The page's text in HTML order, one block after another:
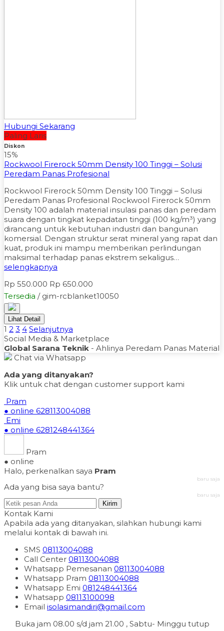
Hubungi Sekarang
Paling Laris
Diskon
15%
Rockwool Firerock 50mm Density 100 Tinggi – Solusi
Peredam Panas Profesional
Rockwool Firerock 50mm Density 100 Tinggi – Solusi
Peredam Panas Profesional Rockwool Firerock 50mm
Density 100 adalah material insulasi panas dan peredam
suara dengan tingkat kepadatan tinggi (100 kg/m³) yang
dirancang untuk kebutuhan industri dan bangunan
komersial. Dengan struktur serat mineral yang rapat dan
kuat, produk ini mampu memberikan perlindungan
maksimal terhadap panas ekstrem sekaligus…
selengkapnya
Rp 550.000 Rp 650.000
Tersedia / gim-rcblanket10050
Lihat Detail
1 2 3 4 Selanjutnya
Social Media & Marketplace
Global Sarana Teknik - Ahlinya Peredam Panas Material
Chat via Whatsapp
Ada yang ditanyakan?
Klik untuk chat dengan customer support kami
Pram
● online 628113004088
Emi
● online 6281248441364
Pram
● online
Halo, perkenalkan saya Pram
baru saja
Ada yang bisa saya bantu?
baru saja
Kirim
Kontak Kami
Apabila ada yang ditanyakan, silahkan hubungi kami
melalui kontak di bawah ini.
SMS 08113004088
Call Center 08113004088
Whatsapp Pemesanan 08113004088
Whatsapp Pram 08113004088
Whatsapp Emi 081248441364
Whatsapp 08113100098
Email isolasimandiri@gmail.com
Buka jam 08.00 s/d jam 21.00 , Sabtu- Minggu tutup